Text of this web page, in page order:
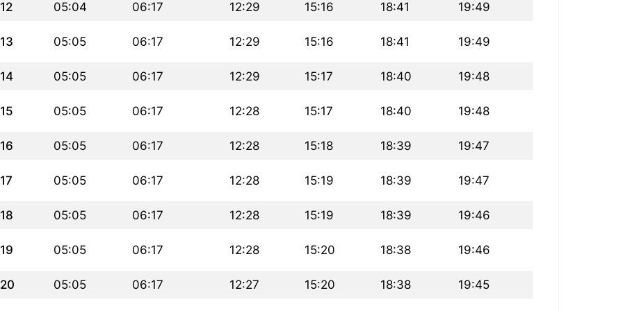
12 05:04 06:17 12:29 15:16 18:41 19:49
13 05:05 06:17 12:29 15:16 18:41 19:49
14 05:05 06:17 12:29 15:17 18:40 19:48
15 05:05 06:17 12:28 15:17 18:40 19:48
16 05:05 06:17 12:28 15:18 18:39 19:47
17 05:05 06:17 12:28 15:19 18:39 19:47
18 05:05 06:17 12:28 15:19 18:39 19:46
19 05:05 06:17 12:28 15:20 18:38 19:46
20 05:05 06:17 12:27 15:20 18:38 19:45